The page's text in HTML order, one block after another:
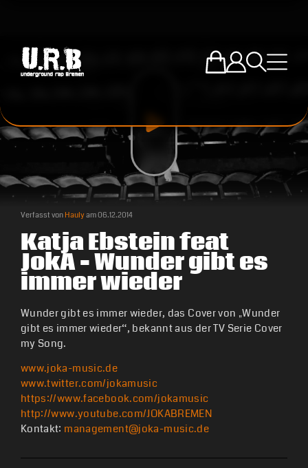
Zum U.R.B-
Einloggen
SucheMenü
Verfasst vonHaulyam06.12.2014
Katja Ebstein feat
JokA – Wunder gibt es
immer wieder
Wunder gibt es immer wieder, das Cover von „Wunder
gibt es immer wieder“, bekannt aus der TV Serie Cover
my Song.
www.joka-music.de
www.twitter.com/jokamusic
https://www.facebook.com/jokamusic
http://www.youtube.com/JOKABREMEN
Kontakt: management@joka-music.de